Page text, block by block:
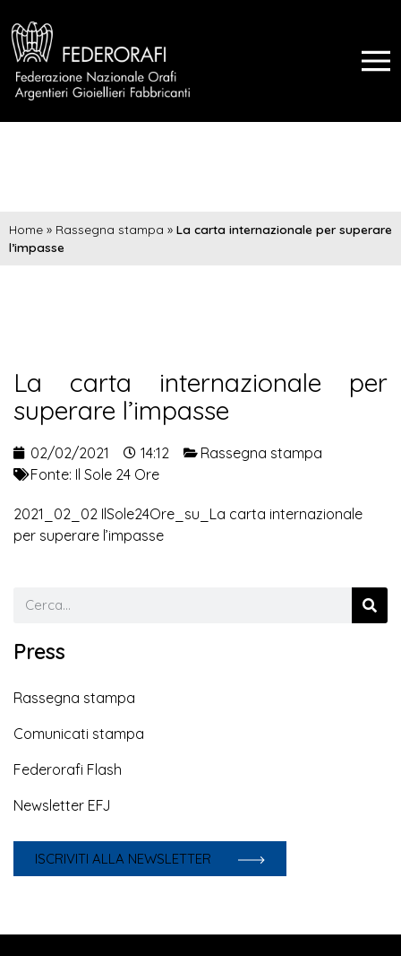
Home » Rassegna stampa » La carta internazionale per superare
l’impasse
La carta internazionale per
superare l’impasse
02/02/2021 14:12
Rassegna stampa
Fonte: Il Sole 24 Ore
2021_02_02 IlSole24Ore_su_La carta internazionale
per superare l’impasse
Press
Rassegna stampa
Comunicati stampa
Federorafi Flash
Newsletter EFJ
ISCRIVITI ALLA NEWSLETTER